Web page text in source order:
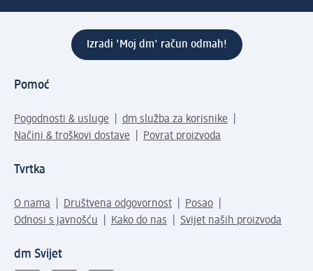
Izradi 'Moj dm' račun odmah!
Pomoć
Pogodnosti & usluge
dm služba za korisnike
Načini & troškovi dostave
Povrat proizvoda
Tvrtka
O nama Društvena odgovornost
Posao
Odnosi s javnošću
Kako do nas Svijet naših proizvoda
dm Svijet